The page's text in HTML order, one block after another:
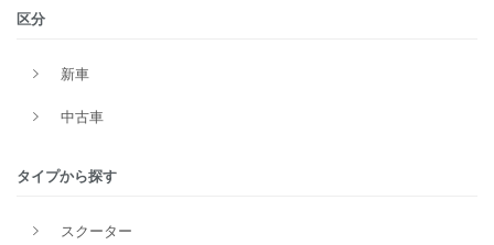
区分
新車
中古車
タイプから探す
スクーター
タイプ